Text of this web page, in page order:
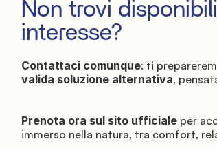
Non trovi
interesse?
Contattaci comunque: ti
valida soluzione alternativa,
Prenota ora sul sito ufficiale per
immerso nella natura, tra comfort,